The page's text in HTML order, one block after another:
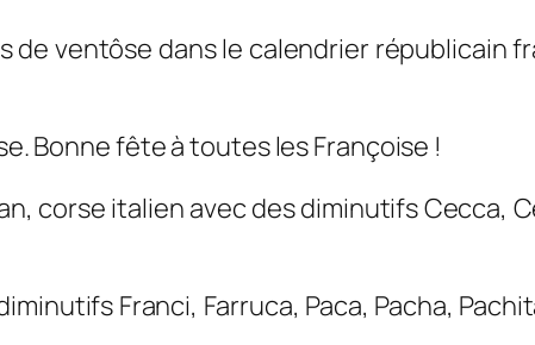
de ventôse dans le calendrier républicain
Bonne fête à toutes les Françoise !
corse italien avec des diminutifsCecca,
Franci, Farruca, Paca, Pacha,